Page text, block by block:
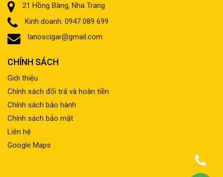
21 Hồng Bàng, Nha Trang
Kinh doanh: 0947 089 699
lanoscigar@gmail.com
CHÍNH SÁCH
Giới thiệu
Chính sách đổi trả và hoàn tiền
Chính sách bảo hành
Chính sách bảo mật
Liên hệ
Google Maps